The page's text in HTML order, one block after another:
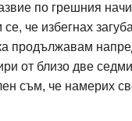
по грешния
че избегнах
продължавам
от близо две
съм, че намерих